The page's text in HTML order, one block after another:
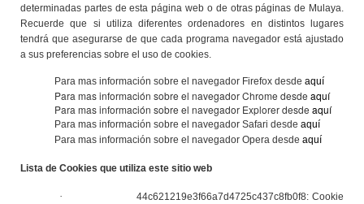
determinadas partes de esta página web o de otras páginas de Mulaya.
Recuerde que si utiliza diferentes ordenadores en distintos lugares
tendrá que asegurarse de que cada programa navegador está ajustado
a sus preferencias sobre el uso de cookies.
Para mas información sobre el navegador Firefox desde aquí
Para mas información sobre el navegador Chrome desde aquí
Para mas información sobre el navegador Explorer desde aquí
Para mas información sobre el navegador Safari desde aquí
Para mas información sobre el navegador Opera desde aquí
Lista de Cookies que utiliza este sitio web
·
44c621219e3f66a7d4725c437c8fb0f8: Cookie